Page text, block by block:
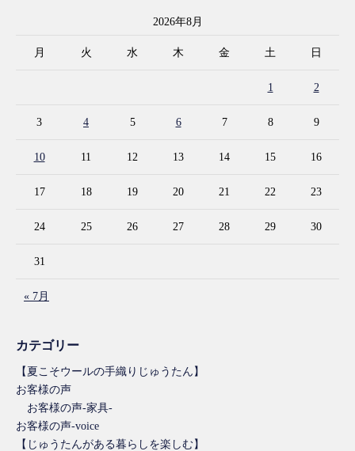
2026年8月
月 火 水 木 金 土 日
1 2
3 4 5 6 7 8 9
10 11 12 13 14 15 16
17 18 19 20 21 22 23
24 25 26 27 28 29 30
31
« 7月
カテゴリー
【夏こそウールの手織りじゅうたん】
お客様の声
お客様の声-家具-
お客様の声-voice
【じゅうたんがある暮らしを楽しむ】